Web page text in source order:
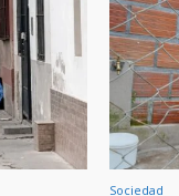
Sociedad